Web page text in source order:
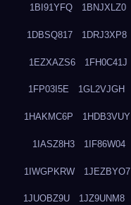
1BI91YFQ 1BNJXLZ0
1DBSQ817 1DRJ3XP8
1EZXAZS6 1FH0C41J
1FP03I5E 1GL2VJGH
1HAKMC6P 1HDB3VUY
1IASZ8H3 1IF86W04
1IWGPKRW 1JEZBYO7
1JUOBZ9U 1JZ9UNM8